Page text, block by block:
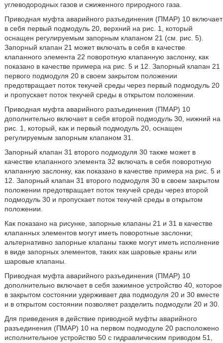
углеводородных газов и сжиженного природного газа.
Приводная муфта аварийного разъединения (ПМАР) 10 включает
в себя первый подмодуль 20, верхний на рис. 1, который
оснащен регулируемым запорным клапаном 21 (см. рис. 5).
Запорный клапан 21 может включать в себя в качестве
клапанного элемента 22 поворотную клапанную заслонку, как
показано в качестве примера на рис. 5 и 12. Запорный клапан 21
первого подмодуля 20 в своем закрытом положении
предотвращает поток текучей среды через первый подмодуль 20
и пропускает поток текучей среды в открытом положении.
Приводная муфта аварийного разъединения (ПМАР) 10
дополнительно включает в себя второй подмодуль 30, нижний на
рис. 1, который, как и первый подмодуль 20, оснащен
регулируемым запорным клапаном 31.
Запорный клапан 31 второго подмодуля 30 также может в
качестве клапанного элемента 32 включать в себя поворотную
клапанную заслонку, как показано в качестве примера на рис. 5 и
12. Запорный клапан 31 второго подмодуля 30 в своем закрытом
положении предотвращает поток текучей среды через второй
подмодуль 30 и пропускает поток текучей среды в открытом
положении.
Как показано на рисунке, запорные клапаны 21 и 31 в качестве
клапанных элементов могут иметь поворотные заслонки;
альтернативно запорные клапаны также могут иметь исполнение
в виде запорных элементов, таких как шаровые краны или
шаровые клапаны.
Приводная муфта аварийного разъединения (ПМАР) 10
дополнительно включает в себя зажимное устройство 40, которое
в закрытом состоянии удерживает два подмодуля 20 и 30 вместе
и в открытом состоянии позволяет разделить подмодули 20 и 30.
Для приведения в действие приводной муфты аварийного
разъединения (ПМАР) 10 на первом подмодуле 20 расположено
исполнительное устройство 50 с гидравлическим приводом 51,